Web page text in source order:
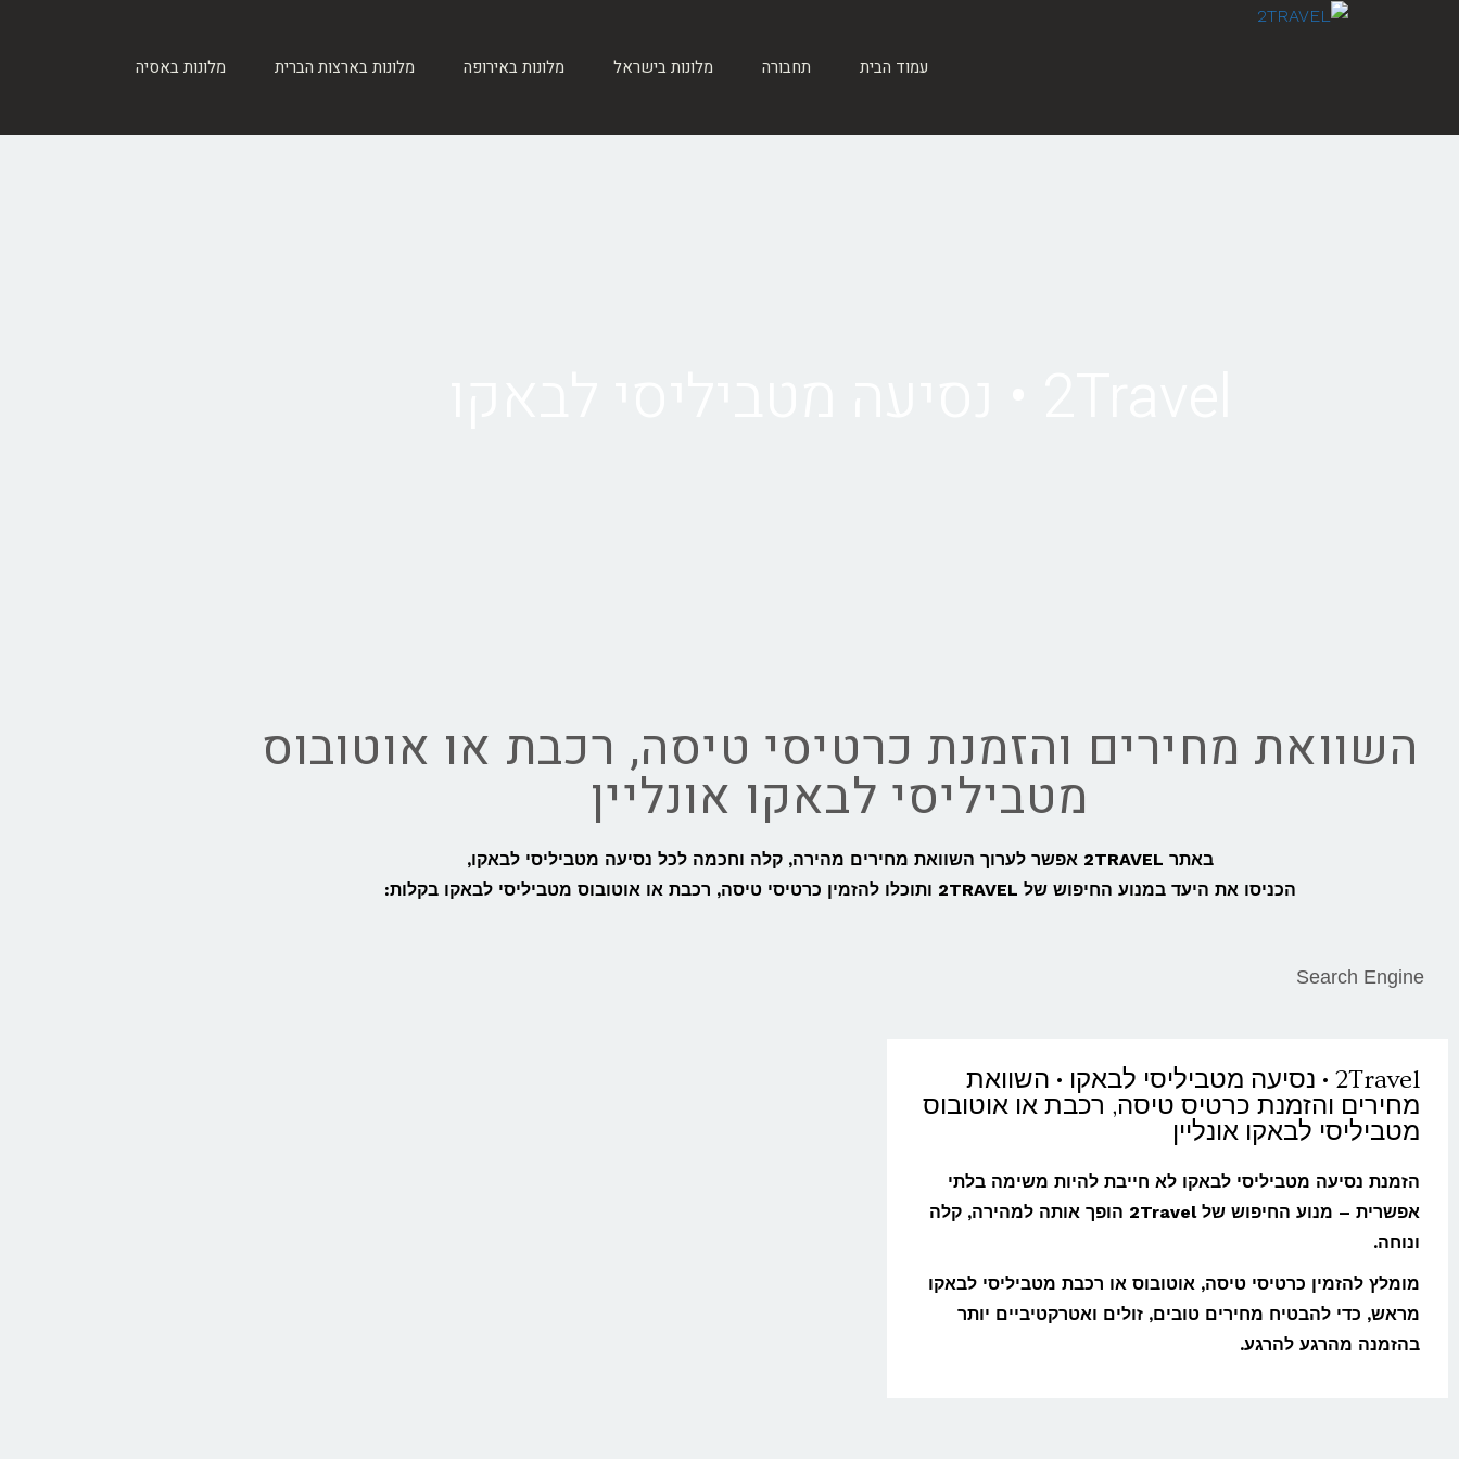
עמוד הבית תחבורה מלונות בישראל מלונות באירופה מלונות בארצות הברית מלונות באסיה
השוואת מחירים והזמנת כרטיסי טיסה, רכבת או אוטובוס
מטביליסי לבאקו אונליין
באתר 2TRAVEL אפשר לערוך השוואת מחירים מהירה, קלה וחכמה לכל נסיעה מטביליסי לבאקו,
הכניסו את היעד במנוע החיפוש של 2TRAVEL ותוכלו להזמין כרטיסי טיסה, רכבת או אוטובוס מטביליסי לבאקו בקלות:
Search Engine
2Travel • נסיעה מטביליסי לבאקו • השוואת
מחירים והזמנת כרטיס טיסה, רכבת או אוטובוס
מטביליסי לבאקו אונליין
הזמנת נסיעה מטביליסי לבאקו לא חייבת להיות משימה בלתי
אפשרית – מנוע החיפוש של 2Travel הופך אותה למהירה, קלה
ונוחה.
מומלץ להזמין כרטיסי טיסה, אוטובוס או רכבת מטביליסי לבאקו
מראש, כדי להבטיח מחירים טובים, זולים ואטרקטיביים יותר
בהזמנה מהרגע להרגע.